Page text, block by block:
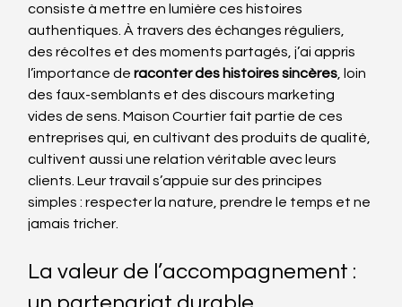
consiste à mettre en lumière ces histoires
authentiques. À travers des échanges réguliers,
des récoltes et des moments partagés, j’ai appris
l’importance de raconter des histoires sincères , loin
des faux-semblants et des discours marketing
vides de sens. Maison Courtier fait partie de ces
entreprises qui, en cultivant des produits de qualité,
cultivent aussi une relation véritable avec leurs
clients. Leur travail s’appuie sur des principes
simples : respecter la nature, prendre le temps et ne
jamais tricher.
La valeur de l’accompagnement :